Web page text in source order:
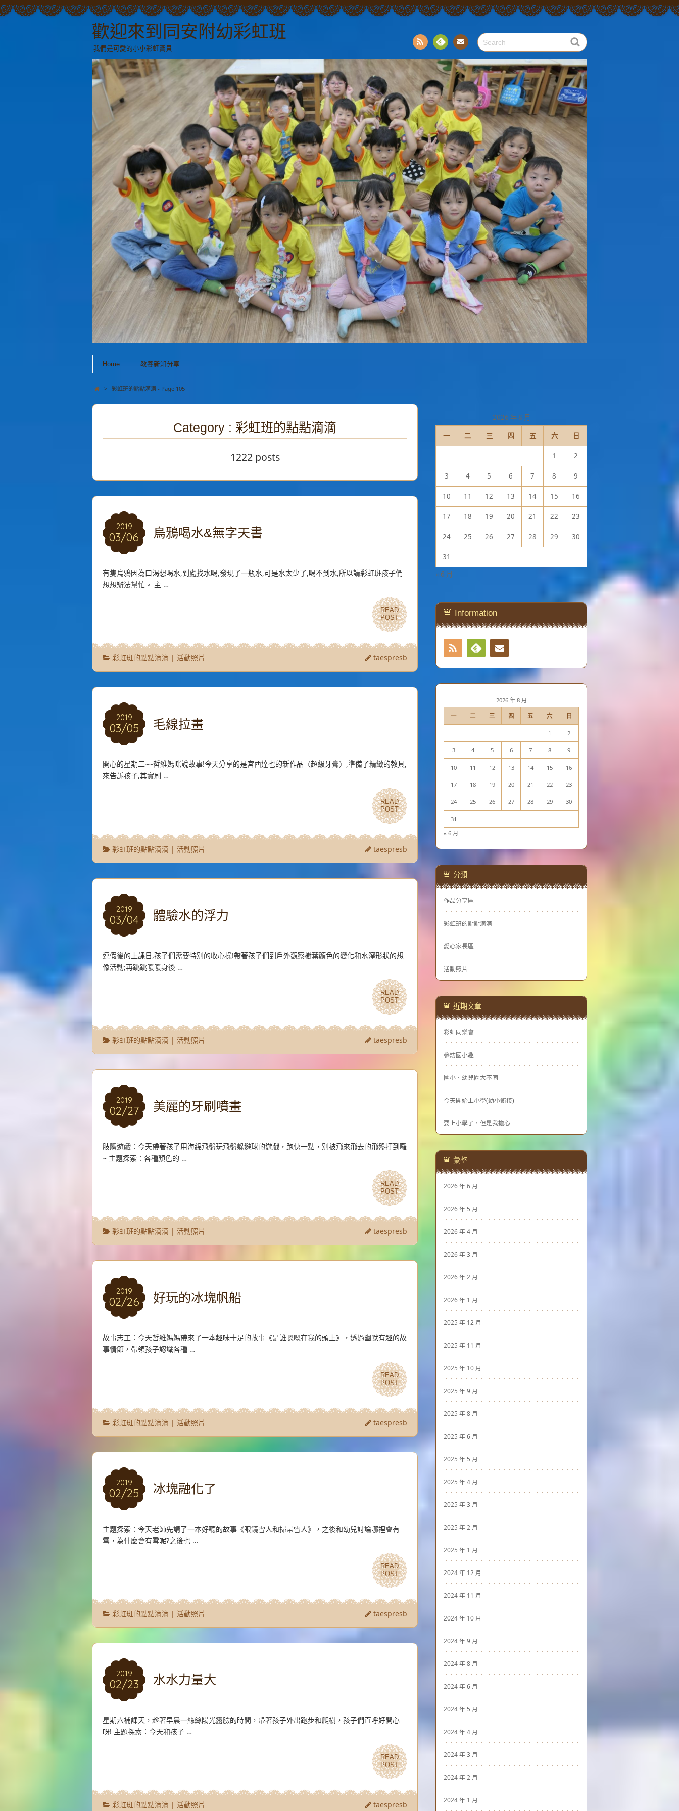
歡迎來到同安附幼彩虹班
我們是可愛的小小彩虹寶貝
RSS Fee
dly
tact
Home 教養新知分享
> 彩虹班的點點滴滴 - Page 105
Category : 彩虹班的點點滴滴
1222 posts
2019
03/06
2019
03/06 烏鴉喝水&無字天書
有隻烏鴉因為口渴想喝水,到處找水喝,發現了一瓶水,可是水太少了,喝不到水,所以請彩虹班孩子們
想想辦法幫忙。 主 …
READ
POST
READ
POST
彩虹班的點點滴滴 |活動照片 taespresb
2019
03/05
2019
03/05 毛線拉畫
開心的星期二~~哲維媽咪說故事!今天分享的是宮西達也的新作品〈超級牙膏〉,準備了精緻的教具,
來告訴孩子,其實刷 …
READ
POST
READ
POST
彩虹班的點點滴滴 |活動照片 taespresb
2019
03/04
2019
03/04 體驗水的浮力
連假後的上課日,孩子們需要特別的收心操!帶著孩子們到戶外觀察樹葉顏色的變化和水漥形狀的想
像活動;再跳跳暖暖身後 …
READ
POST
READ
POST
彩虹班的點點滴滴 |活動照片 taespresb
2019
02/27
2019
02/27 美麗的牙刷噴畫
肢體遊戲：今天帶著孩子用海綿飛盤玩飛盤躲避球的遊戲，跑快一點，別被飛來飛去的飛盤打到囉
~ 主題探索：各種顏色的 …
READ
POST
READ
POST
彩虹班的點點滴滴 |活動照片 taespresb
2019
02/26
2019
02/26 好玩的冰塊帆船
故事志工：今天哲維媽媽帶來了一本趣味十足的故事《是誰嗯嗯在我的頭上》，透過幽默有趣的故
事情節，帶領孩子認識各種 …
READ
POST
READ
POST
彩虹班的點點滴滴 |活動照片 taespresb
2019
02/25
2019
02/25 冰塊融化了
主題探索：今天老師先講了一本好聽的故事《眼鏡雪人和掃帚雪人》，之後和幼兒討論哪裡會有
雪，為什麼會有雪呢?之後也 …
READ
POST
READ
POST
彩虹班的點點滴滴 |活動照片 taespresb
2019
02/23
2019
02/23 水水力量大
星期六補課天，趁著早晨一絲絲陽光露臉的時間，帶著孩子外出跑步和爬樹，孩子們直呼好開心
呀! 主題探索：今天和孩子 …
READ
POST
READ
POST
彩虹班的點點滴滴 |活動照片 taespresb
2026 年 8 月
一
二 三 四 五 六 日
« 6 月
1 2
3 4 5 6 7 8 9
10 11 12 13 14 15 16
17 18 19 20 21 22 23
24 25 26 27 28 29 30
31
Information
RSS
Feedly
2026 年 8 月
一 二 三 四 五 六 日
« 6 月
1 2
3 4 5 6 7 8 9
10 11 12 13 14 15 16
17 18 19 20 21 22 23
24 25 26 27 28 29 30
31
分類
作品分享區
彩虹班的點點滴滴
愛心家長區
活動照片
近期文章
彩虹同樂會
參訪國小趣
國小、幼兒園大不同
今天開始上小學(幼小銜接)
要上小學了，但是我擔心
彙整
2026 年 6 月
2026 年 5 月
2026 年 4 月
2026 年 3 月
2026 年 2 月
2026 年 1 月
2025 年 12 月
2025 年 11 月
2025 年 10 月
2025 年 9 月
2025 年 8 月
2025 年 6 月
2025 年 5 月
2025 年 4 月
2025 年 3 月
2025 年 2 月
2025 年 1 月
2024 年 12 月
2024 年 11 月
2024 年 10 月
2024 年 9 月
2024 年 8 月
2024 年 6 月
2024 年 5 月
2024 年 4 月
2024 年 3 月
2024 年 2 月
2024 年 1 月